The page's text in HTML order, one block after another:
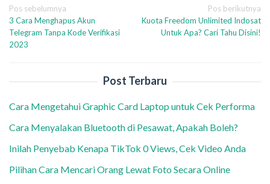
Navigasi
pos
Pos sebelumnya
3 Cara Menghapus Akun
Telegram Tanpa Kode Verifikasi
2023
Pos berikutnya
Kuota Freedom Unlimited Indosat
Untuk Apa? Cari Tahu Disini!
Post Terbaru
Cara Mengetahui Graphic Card Laptop untuk Cek Performa
Cara Menyalakan Bluetooth di Pesawat, Apakah Boleh?
Inilah Penyebab Kenapa TikTok 0 Views, Cek Video Anda
Pilihan Cara Mencari Orang Lewat Foto Secara Online